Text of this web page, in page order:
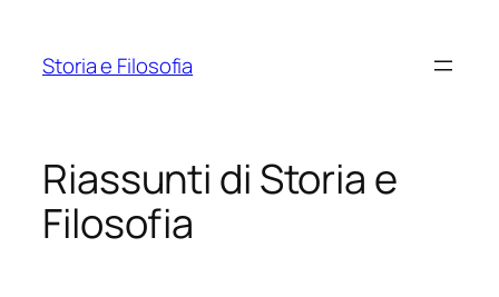
contenuto
Storia e Filosofia
Riassunti di Storia e
Filosofia